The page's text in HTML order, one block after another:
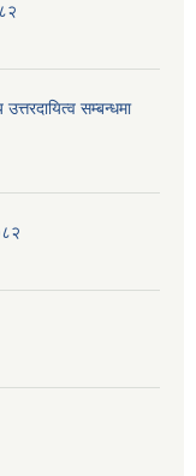
उत्तरदायित्व सम्बन्धमा